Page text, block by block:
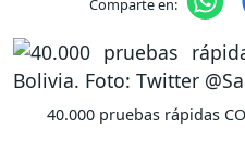
Comparte en:
40.000 pruebas rápidas